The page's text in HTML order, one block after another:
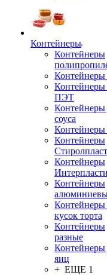
Контейнеры
Контейнеры
ПЭТ
Контейнеры
соуса
Контейнеры
Стиролпласт
Контейнеры
Контейнеры
Контейнеры
кусок торта
Контейнеры
разные
Контейнеры
яиц
+ ЕЩЕ 1